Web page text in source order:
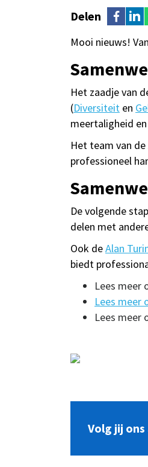
Delen
Mooi nieuws!
Het zaadje van
(Diversiteit en
meertaligheid
Het team van
professioneel
De volgende
delen met
Ook deAlan
biedt
Lees meer
Lees meer
Lees meer
Volg jij ons